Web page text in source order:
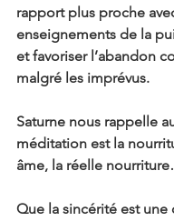
rapport plus proche
enseignements de la
et favoriser l’abandon
malgré les imprévus.
Saturne nous rappelle
méditation est la
âme, la réelle
Que la sincérité est une